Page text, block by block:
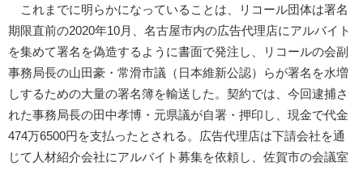
これまでに明らかになっていることは、リコール団体は署名
期限直前の2020年10月、名古屋市内の広告代理店にアルバイト
を集めて署名を偽造するように書面で発注し、リコールの会副
事務局長の山田豪・常滑市議（日本維新公認）らが署名を水増
しするための大量の署名簿を輸送した。契約では、今回逮捕さ
れた事務局長の田中孝博・元県議が自署・押印し、現金で代金
474万6500円を支払ったとされる。広告代理店は下請会社を通
じて人材紹介会社にアルバイト募集を依頼し、佐賀市の会議室